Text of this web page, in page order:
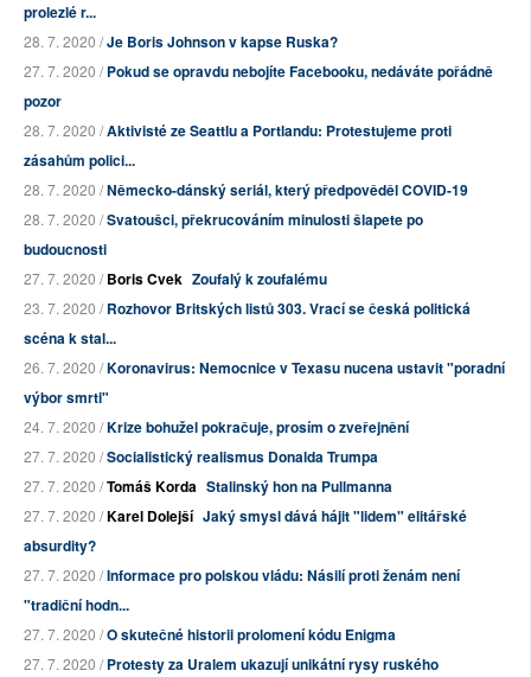
prolezlé r...
28. 7. 2020 /Je Boris Johnson v kapse Ruska?
27. 7. 2020 /Pokud se opravdu nebojíte Facebooku, nedáváte pořádně
pozor
28. 7. 2020 /Aktivisté ze Seattlu a Portlandu: Protestujeme proti
zásahům polici...
28. 7. 2020 /Německo-dánský seriál, který předpověděl COVID-19
28. 7. 2020 /Svatoušci, překrucováním minulosti šlapete po
budoucnosti
27. 7. 2020 /Boris Cvek Zoufalý k zoufalému
23. 7. 2020 /Rozhovor Britských listů 303. Vrací se česká politická
scéna k stal...
26. 7. 2020 /Koronavirus: Nemocnice v Texasu nucena ustavit "poradní
výbor smrti"
24. 7. 2020 /Krize bohužel pokračuje, prosím o zveřejnění
27. 7. 2020 /Socialistický realismus Donalda Trumpa
27. 7. 2020 /Tomáš Korda Stalinský hon na Pullmanna
27. 7. 2020 /Karel Dolejší Jaký smysl dává hájit "lidem" elitářské
absurdity?
27. 7. 2020 /Informace pro polskou vládu: Násilí proti ženám není
"tradiční hodn...
27. 7. 2020 /O skutečné historii prolomení kódu Enigma
27. 7. 2020 /Protesty za Uralem ukazují unikátní rysy ruského